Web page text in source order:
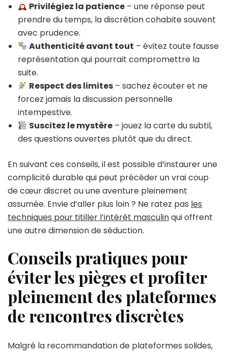
Privilégiez la patience – une réponse peut
prendre du temps, la discrétion cohabite souvent
avec prudence.
Authenticité avant tout – évitez toute fausse
représentation qui pourrait compromettre la
suite.
Respect des limites – sachez écouter et ne
forcez jamais la discussion personnelle
intempestive.
Suscitez le mystère – jouez la carte du subtil,
des questions ouvertes plutôt que du direct.
En suivant ces conseils, il est possible d’instaurer une
complicité durable qui peut précéder un vrai coup
de cœur discret ou une aventure pleinement
assumée. Envie d’aller plus loin ? Ne ratez pas les
techniques pour titiller l’intérêt masculinqui offrent
une autre dimension de séduction.
Conseils pratiques pour
éviter les pièges et profiter
pleinement des plateformes
de rencontres discrètes
Malgré la recommandation de plateformes solides,